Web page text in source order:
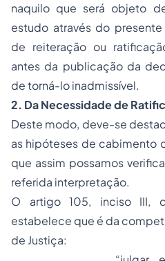
naquilo que será objeto
estudo através do
de reiteração ou
antes da publicação da
de torná-lo inadmissível.
2. Da Necessidade de
Deste modo, deve-se
as hipóteses de cabimento
que assim possamos
referida interpretação.
O artigo 105, inciso III,
estabelece que é da
de Justiça: